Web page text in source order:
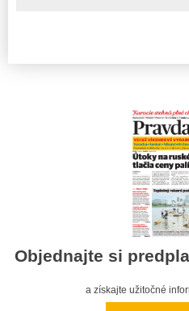
Objednajte si
a získajte užitočné